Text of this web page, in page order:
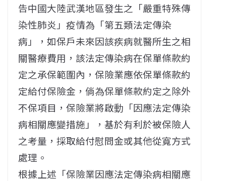
告中國大陸武漢地區發生之「嚴重特殊傳
染性肺炎」疫情為「第五類法定傳染
病」，如保戶未來因該疾病就醫所生之相
關醫療費用，該法定傳染病在保單條款約
定之承保範圍內，保險業應依保單條款約
定給付保險金，倘為保單條款約定之除外
不保項目，保險業將啟動「因應法定傳染
病相關應變措施」，基於有利於被保險人
之考量，採取給付慰問金或其他從寬方式
處理。
根據上述「保險業因應法定傳染病相關應